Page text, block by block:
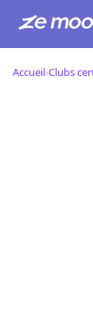
contenu
Accueil›Clubs